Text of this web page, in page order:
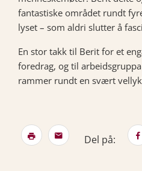
fantastiske området rundt
lyset – som aldri slutter å
En stor takk til Berit for et
foredrag, og til
rammer rundt en svært
Del på: